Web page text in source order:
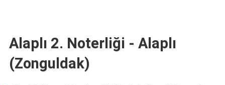
Alaplı 2. Noterliği - Alaplı
(Zonguldak)